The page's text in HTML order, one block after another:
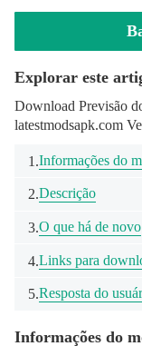
Explorar este
Download Previsão
latestmodsapk.com
1.Informações do
2.Descrição
3.O que há de novo
4.Links para
5.Resposta do
Informações do